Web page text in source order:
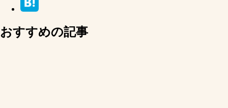
おすすめの記事